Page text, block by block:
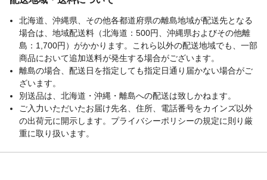
北海道、沖縄県、その他各都道府県の離島地域が配送先となる
場合は、地域配送料（北海道：500円、沖縄県およびその他離
島：1,700円）がかかります。これら以外の配送地域でも、一部
商品において追加送料が発生する場合がございます。
離島の場合、配送日を指定しても指定日通り届かない場合がご
ざいます。
別送品は、北海道・沖縄・離島への配送は致しかねます。
ご入力いただいたお届け先名、住所、電話番号をカインズ以外
の出荷元に開示します。プライバシーポリシーの規定に則り厳
重に取り扱います。